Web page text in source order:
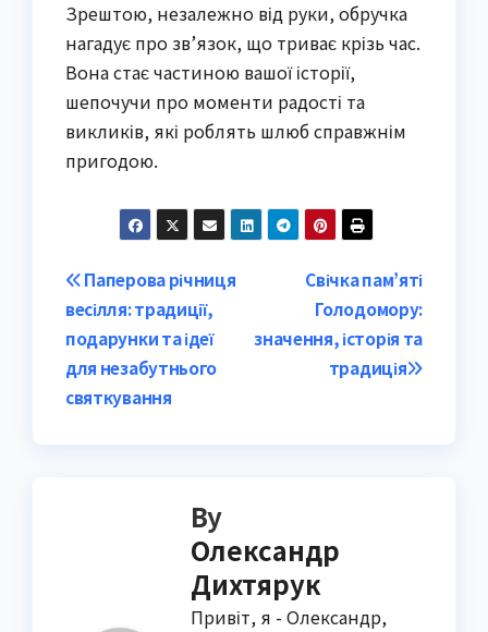
Зрештою, незалежно від руки, обручка
нагадує про зв’язок, що триває крізь час.
Вона стає частиною вашої історії,
шепочучи про моменти радості та
викликів, які роблять шлюб справжнім
пригодою.
Post
navigation
Свічка пам’яті
Голодомору:
значення, історія та
традиція
Паперова річниця
весілля: традиції,
подарунки та ідеї
для незабутнього
святкування
By
Олександр
Дихтярук
Привіт, я - Олександр,